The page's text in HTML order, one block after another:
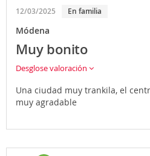
12/03/2025 En familia
Módena
Muy bonito
Desglose valoración
Una ciudad muy trankila, el
muy agradable